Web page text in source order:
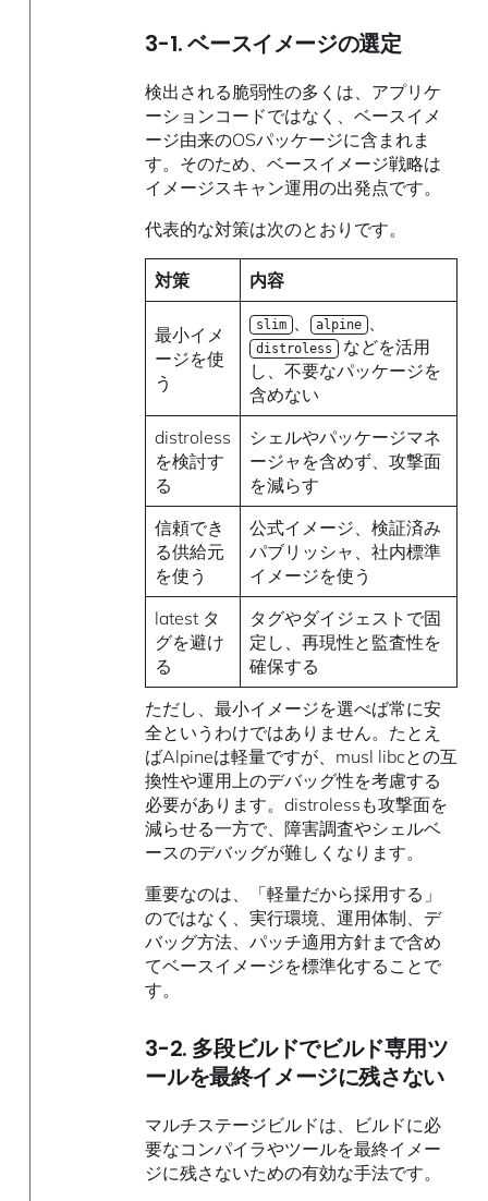
3-1. ベースイメージの選定
検出される脆弱性の多くは、アプリケ
ーションコードではなく、ベースイメ
ージ由来のOSパッケージに含まれま
す。そのため、ベースイメージ戦略は
イメージスキャン運用の出発点です。
代表的な対策は次のとおりです。
対策 内容
最小イメ
ージを使
う
slim 、 alpine
distroless などを活用
し、不要なパッケージを
含めない
distroless
を検討す
る
シェルやパッケージマネ
ージャを含めず、攻撃面
を減らす
信頼でき
る供給元
を使う
公式イメージ、検証済み
パブリッシャ、社内標準
イメージを使う
latest タ
グを避け
る
タグやダイジェストで固
定し、再現性と監査性を
確保する
ただし、最小イメージを選べば常に安
全というわけではありません。たとえ
ばAlpineは軽量ですが、musl libcとの互
換性や運用上のデバッグ性を考慮する
必要があります。distrolessも攻撃面を
減らせる一方で、障害調査やシェルベ
ースのデバッグが難しくなります。
重要なのは、「軽量だから採用する」
のではなく、実行環境、運用体制、デ
バッグ方法、パッチ適用方針まで含め
てベースイメージを標準化することで
す。
3-2. 多段ビルドでビルド専用ツ
ールを最終イメージに残さない
マルチステージビルドは、ビルドに必
要なコンパイラやツールを最終イメー
ジに残さないための有効な手法です。